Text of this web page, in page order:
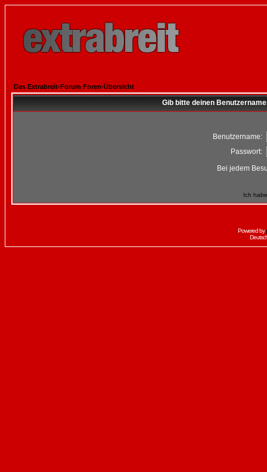
Das Extrabreit-Forum Foren-Übersicht
Gib bitte deinen
Benutzername:
Passwort:
Bei jedem
Ich
Powered by